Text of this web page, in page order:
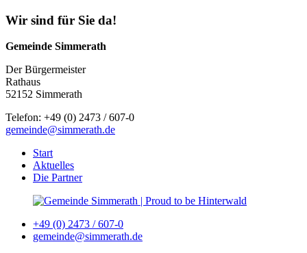
Wir sind für Sie da!
Gemeinde Simmerath
Der Bürgermeister
Rathaus
52152 Simmerath
Telefon: +49 (0) 2473 / 607-0
gemeinde@simmerath.de
Start
Aktuelles
Die Partner
+49 (0) 2473 / 607-0
gemeinde@simmerath.de